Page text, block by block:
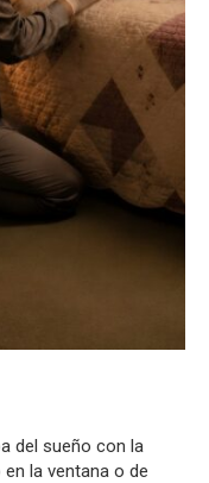
del sueño con la
la ventana o de